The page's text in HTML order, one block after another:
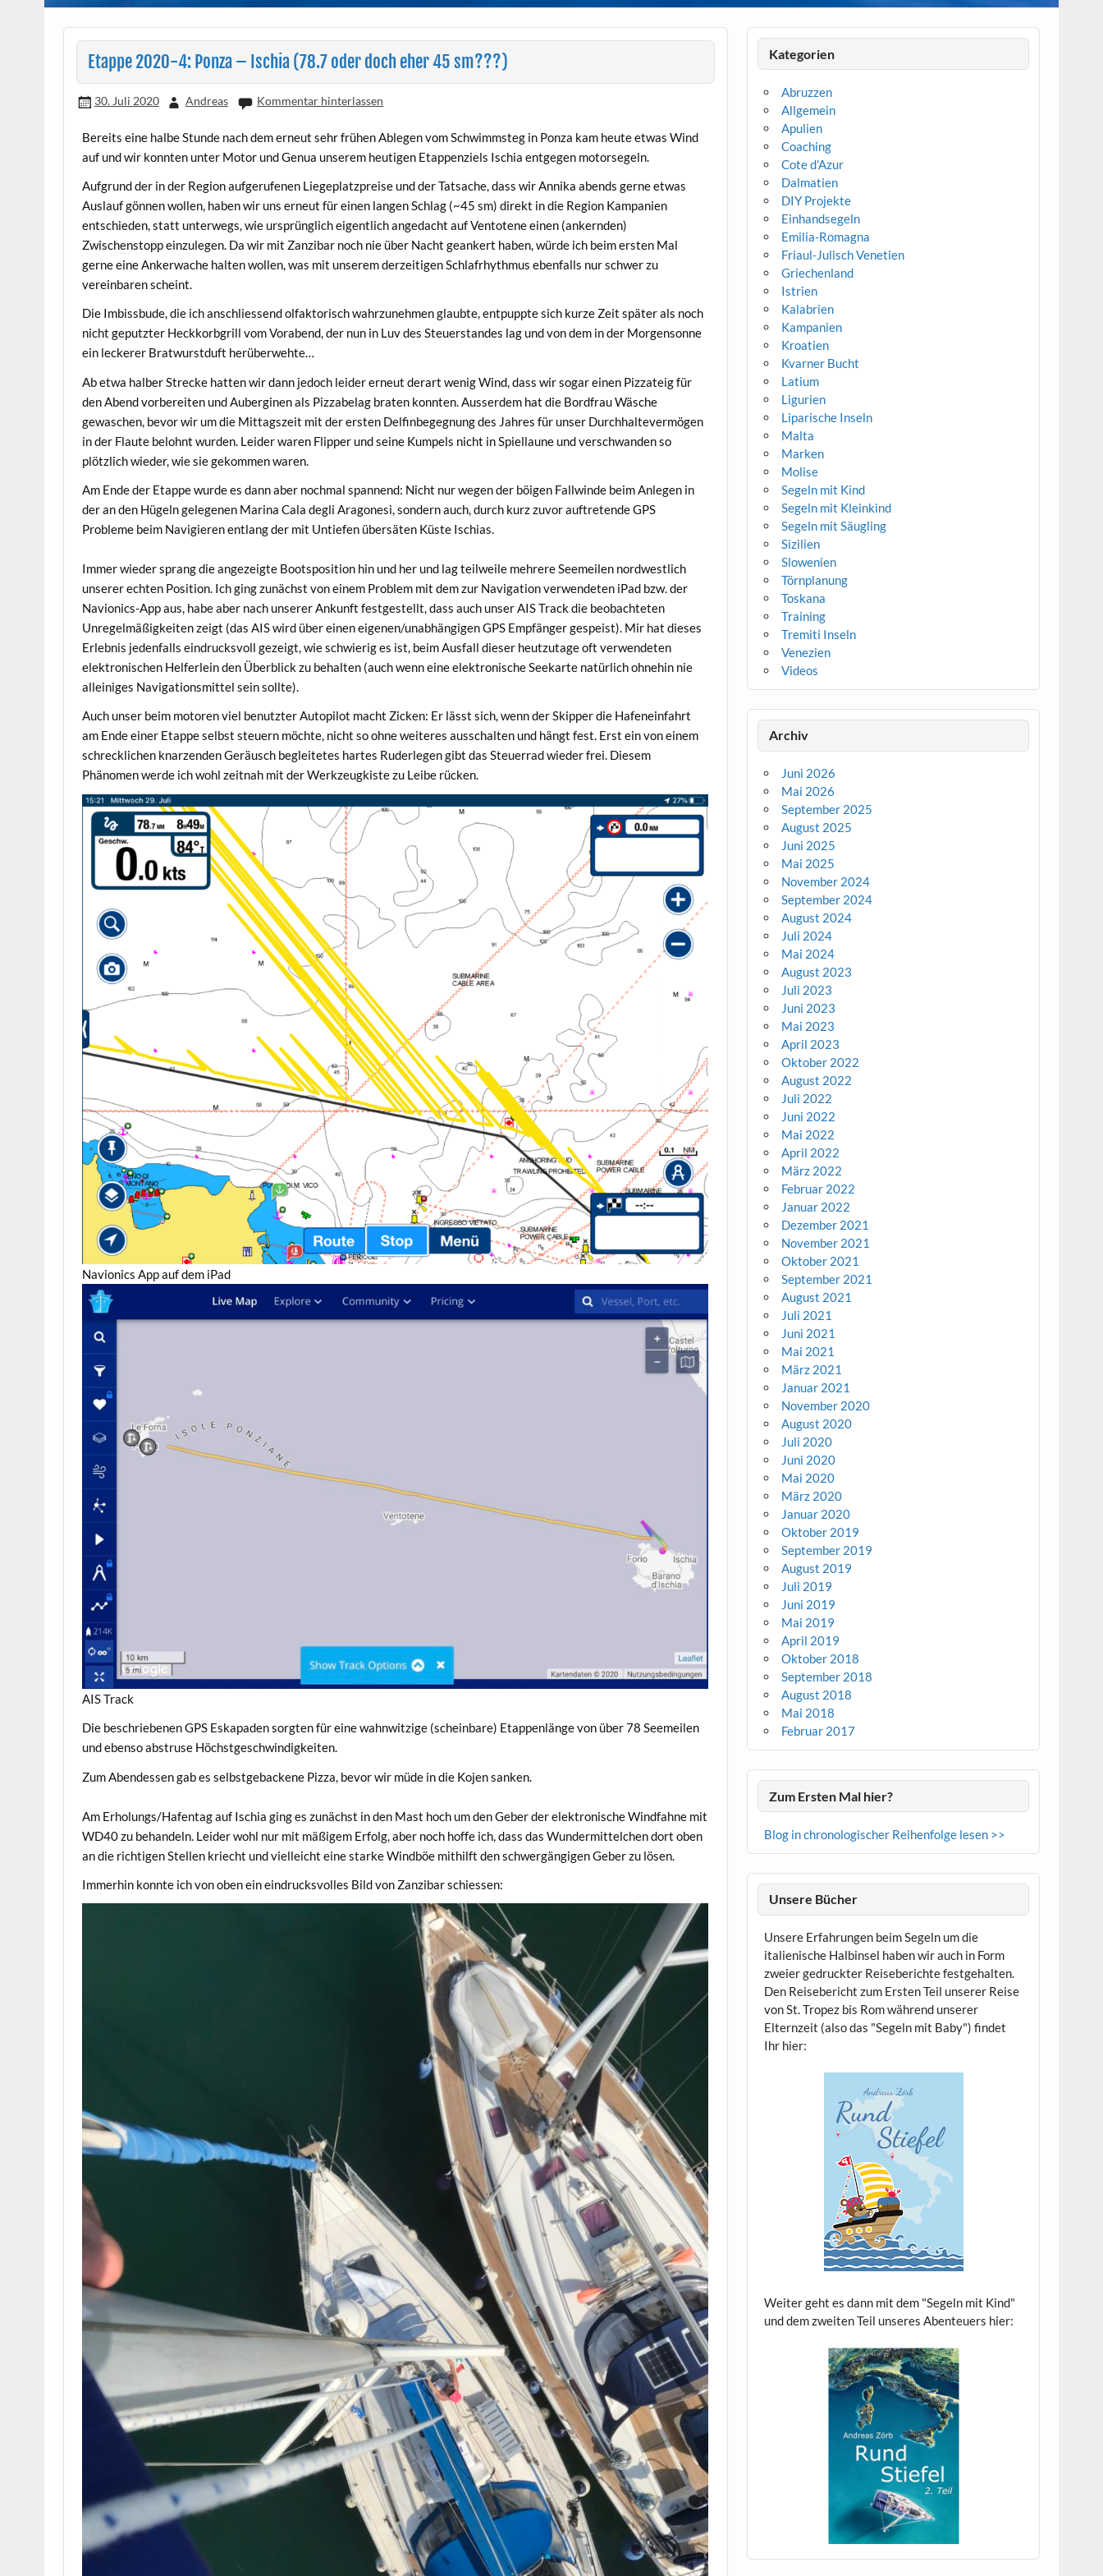
Etappe 2020-4: Ponza – Ischia (78.7 oder doch eher 45 sm???)
30. Juli 2020 Andreas Kommentar hinterlassen
Bereits eine halbe Stunde nach dem erneut sehr frühen Ablegen vom Schwimmsteg in Ponza kam heute etwas Wind
auf und wir konnten unter Motor und Genua unserem heutigen Etappenziels Ischia entgegen motorsegeln.
Aufgrund der in der Region aufgerufenen Liegeplatzpreise und der Tatsache, dass wir Annika abends gerne etwas
Auslauf gönnen wollen, haben wir uns erneut für einen langen Schlag (~45 sm) direkt in die Region Kampanien
entschieden, statt unterwegs, wie ursprünglich eigentlich angedacht auf Ventotene einen (ankernden)
Zwischenstopp einzulegen. Da wir mit Zanzibar noch nie über Nacht geankert haben, würde ich beim ersten Mal
gerne eine Ankerwache halten wollen, was mit unserem derzeitigen Schlafrhythmus ebenfalls nur schwer zu
vereinbaren scheint.
Die Imbissbude, die ich anschliessend olfaktorisch wahrzunehmen glaubte, entpuppte sich kurze Zeit später als noch
nicht geputzter Heckkorbgrill vom Vorabend, der nun in Luv des Steuerstandes lag und von dem in der Morgensonne
ein leckerer Bratwurstduft herüberwehte…
Ab etwa halber Strecke hatten wir dann jedoch leider erneut derart wenig Wind, dass wir sogar einen Pizzateig für
den Abend vorbereiten und Auberginen als Pizzabelag braten konnten. Ausserdem hat die Bordfrau Wäsche
gewaschen, bevor wir um die Mittagszeit mit der ersten Delfinbegegnung des Jahres für unser Durchhaltevermögen
in der Flaute belohnt wurden. Leider waren Flipper und seine Kumpels nicht in Spiellaune und verschwanden so
plötzlich wieder, wie sie gekommen waren.
Am Ende der Etappe wurde es dann aber nochmal spannend: Nicht nur wegen der böigen Fallwinde beim Anlegen in
der an den Hügeln gelegenen Marina Cala degli Aragonesi, sondern auch, durch kurz zuvor auftretende GPS
Probleme beim Navigieren entlang der mit Untiefen übersäten Küste Ischias.
Immer wieder sprang die angezeigte Bootsposition hin und her und lag teilweile mehrere Seemeilen nordwestlich
unserer echten Position. Ich ging zunächst von einem Problem mit dem zur Navigation verwendeten iPad bzw. der
Navionics-App aus, habe aber nach unserer Ankunft festgestellt, dass auch unser AIS Track die beobachteten
Unregelmäßigkeiten zeigt (das AIS wird über einen eigenen/unabhängigen GPS Empfänger gespeist). Mir hat dieses
Erlebnis jedenfalls eindrucksvoll gezeigt, wie schwierig es ist, beim Ausfall dieser heutzutage oft verwendeten
elektronischen Helferlein den Überblick zu behalten (auch wenn eine elektronische Seekarte natürlich ohnehin nie
alleiniges Navigationsmittel sein sollte).
Auch unser beim motoren viel benutzter Autopilot macht Zicken: Er lässt sich, wenn der Skipper die Hafeneinfahrt
am Ende einer Etappe selbst steuern möchte, nicht so ohne weiteres ausschalten und hängt fest. Erst ein von einem
schrecklichen knarzenden Geräusch begleitetes hartes Ruderlegen gibt das Steuerrad wieder frei. Diesem
Phänomen werde ich wohl zeitnah mit der Werkzeugkiste zu Leibe rücken.
Navionics App auf dem iPad
AIS Track
Die beschriebenen GPS Eskapaden sorgten für eine wahnwitzige (scheinbare) Etappenlänge von über 78 Seemeilen
und ebenso abstruse Höchstgeschwindigkeiten.
Zum Abendessen gab es selbstgebackene Pizza, bevor wir müde in die Kojen sanken.
Am Erholungs/Hafentag auf Ischia ging es zunächst in den Mast hoch um den Geber der elektronische Windfahne mit
WD40 zu behandeln. Leider wohl nur mit mäßigem Erfolg, aber noch hoffe ich, dass das Wundermittelchen dort oben
an die richtigen Stellen kriecht und vielleicht eine starke Windböe mithilft den schwergängigen Geber zu lösen.
Immerhin konnte ich von oben ein eindrucksvolles Bild von Zanzibar schiessen:
Kategorien
Abruzzen
Allgemein
Apulien
Coaching
Cote d'Azur
Dalmatien
DIY Projekte
Einhandsegeln
Emilia-Romagna
Friaul-Julisch Venetien
Griechenland
Istrien
Kalabrien
Kampanien
Kroatien
Kvarner Bucht
Latium
Ligurien
Liparische Inseln
Malta
Marken
Molise
Segeln mit Kind
Segeln mit Kleinkind
Segeln mit Säugling
Sizilien
Slowenien
Törnplanung
Toskana
Training
Tremiti Inseln
Venezien
Videos
Archiv
Juni 2026
Mai 2026
September 2025
August 2025
Juni 2025
Mai 2025
November 2024
September 2024
August 2024
Juli 2024
Mai 2024
August 2023
Juli 2023
Juni 2023
Mai 2023
April 2023
Oktober 2022
August 2022
Juli 2022
Juni 2022
Mai 2022
April 2022
März 2022
Februar 2022
Januar 2022
Dezember 2021
November 2021
Oktober 2021
September 2021
August 2021
Juli 2021
Juni 2021
Mai 2021
März 2021
Januar 2021
November 2020
August 2020
Juli 2020
Juni 2020
Mai 2020
März 2020
Januar 2020
Oktober 2019
September 2019
August 2019
Juli 2019
Juni 2019
Mai 2019
April 2019
Oktober 2018
September 2018
August 2018
Mai 2018
Februar 2017
Zum Ersten Mal hier?
Blog in chronologischer Reihenfolge lesen >>
Unsere Bücher
Unsere Erfahrungen beim Segeln um die
italienische Halbinsel haben wir auch in Form
zweier gedruckter Reiseberichte festgehalten.
Den Reisebericht zum Ersten Teil unserer Reise
von St. Tropez bis Rom während unserer
Elternzeit (also das "Segeln mit Baby") findet
Ihr hier:
Weiter geht es dann mit dem "Segeln mit Kind"
und dem zweiten Teil unseres Abenteuers hier: